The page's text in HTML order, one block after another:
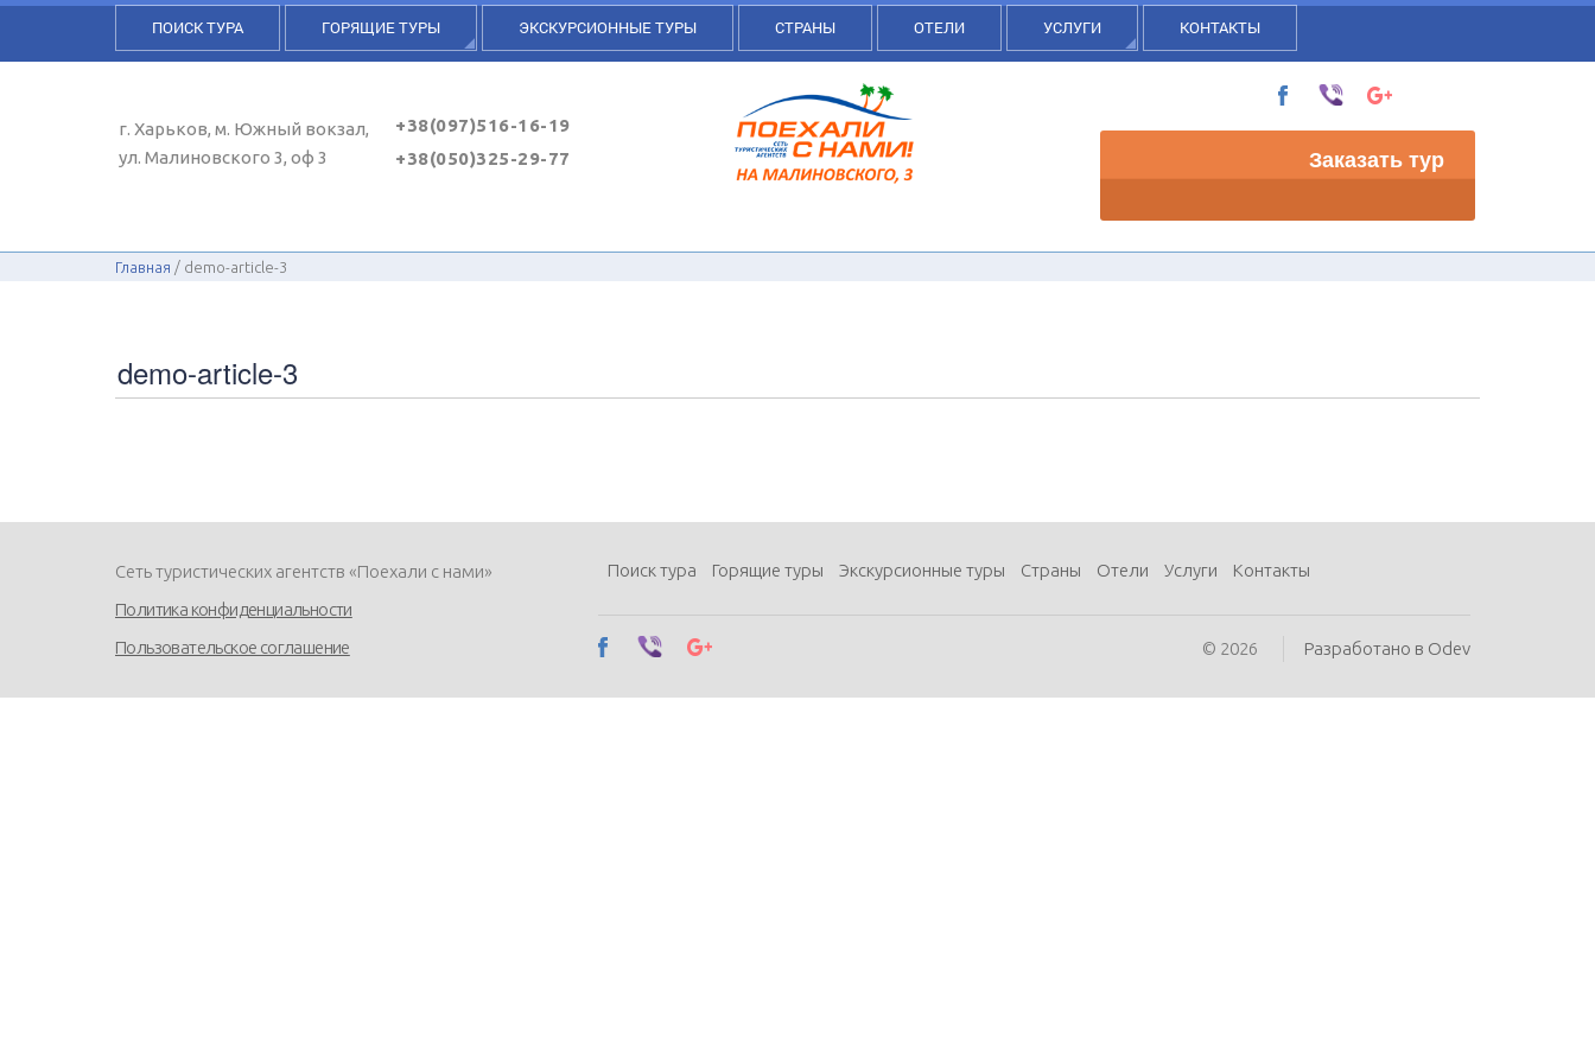
ПОИСК ТУРА ГОРЯЩИЕ ТУРЫ ЭКСКУРСИОННЫЕ ТУРЫ СТРАНЫ ОТЕЛИ УСЛУГИ КОНТАКТЫ
г. Харьков, м. Южный вокзал,
ул. Малиновского 3, оф 3
+38(097)516-16-19
+38(050)325-29-77
Заказать тур
Главная demo-article-3
demo-article-3
Сеть туристических агентств «Поехали с нами»
Политика конфиденциальности
Пользовательское соглашение
Поиск тура Горящие туры Экскурсионные туры Страны Отели Услуги Контакты
© 2026 Разработано в Odev